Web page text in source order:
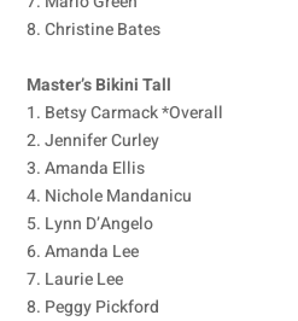
8. Christine Bates
Master’s Bikini Tall
1. Betsy Carmack *Overall
2. Jennifer Curley
3. Amanda Ellis
4. Nichole Mandanicu
5. Lynn D’Angelo
6. Amanda Lee
7. Laurie Lee
8. Peggy Pickford